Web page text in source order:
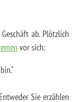
ab. Plötzlich
vor sich:
Sie erzählen